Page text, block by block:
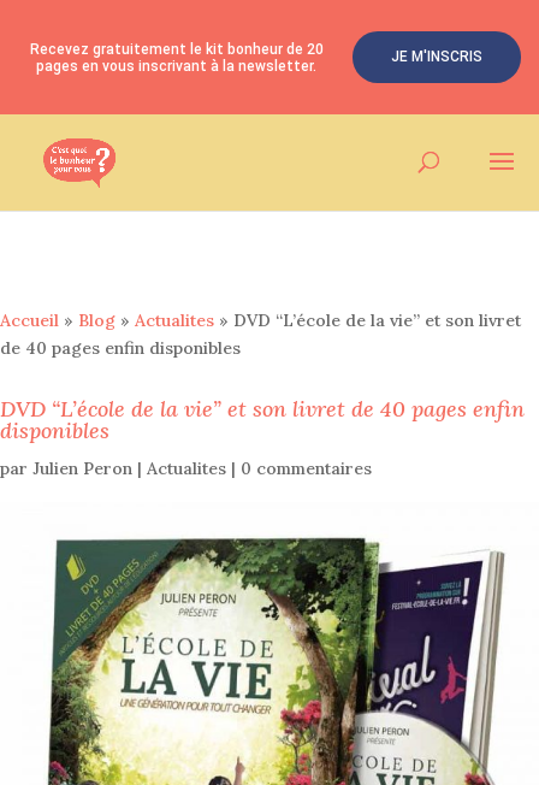
Accueil » Blog » Actualites » DVD “L’école de la vie” et son livret
de 40 pages enfin disponibles
DVD “L’école de la vie” et son livret de 40 pages enfin
disponibles
par Julien Peron | Actualites | 0 commentaires
Recevez gratuitement le kit bonheur de 20
pages en vous inscrivant à la newsletter.
JE M'INSCRIS